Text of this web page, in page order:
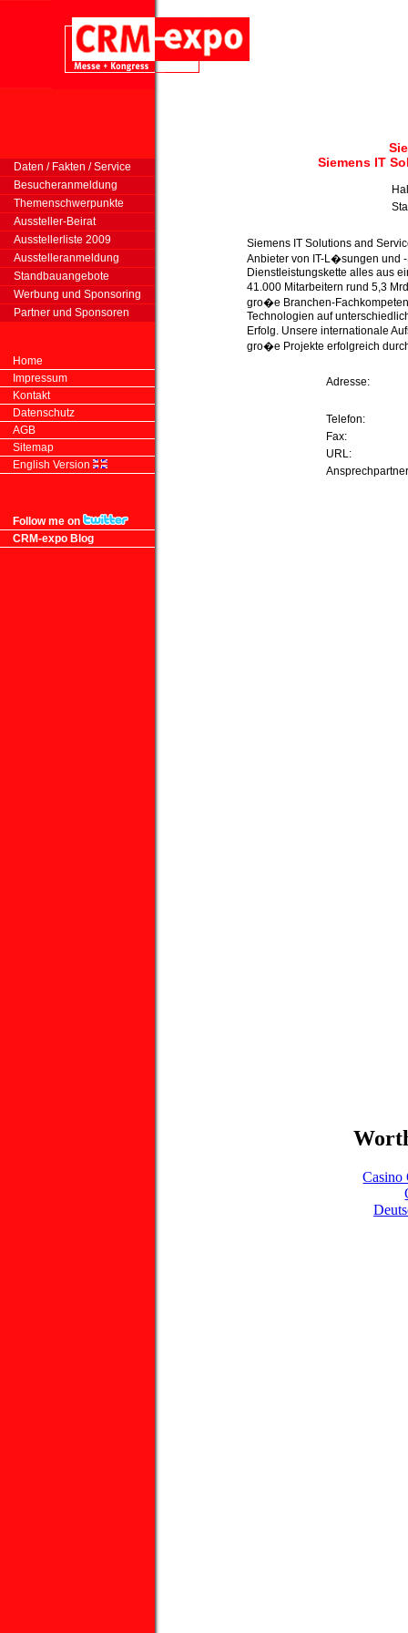
Daten / Fakten / Service
Besucheranmeldung
Themenschwerpunkte
Aussteller-Beirat
Ausstellerliste 2009
Ausstelleranmeldung
Standbauangebote
Werbung und Sponsoring
Partner und Sponsoren
Home
Impressum
Kontakt
Datenschutz
AGB
Sitemap
English Version
Follow me on
CRM-expo Blog
Siemens IT
Siemens IT Solutions and
Anbieter von IT-L�sungen und
Dienstleistungskette alles aus
41.000 Mitarbeitern rund 5,3
gro�e Branchen-
Technologien auf
Erfolg. Unsere internationale
gro�e Projekte erfolgreich
Adresse:
Telefon:
Fax:
URL:
Casino